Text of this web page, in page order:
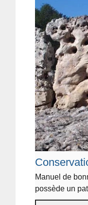
Manuel de
possède un